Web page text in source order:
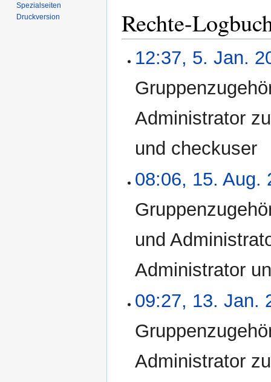
Rechte-
12:37, 5. Jan.
Administrator
und checkuser
08:06, 15. Aug.
und
Administrator
09:27, 13. Jan.
Administrator
Spezialseiten
Druckversion